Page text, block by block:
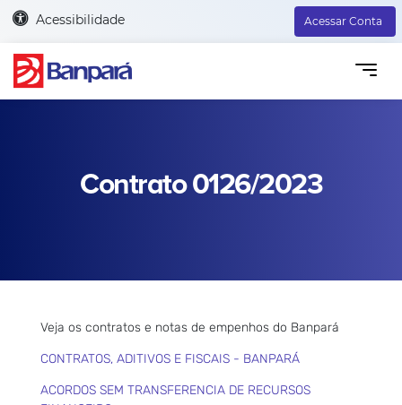
Acessibilidade Acessar Conta
Contrato 0126/2023
Veja os contratos e notas de empenhos do Banpará
CONTRATOS, ADITIVOS E FISCAIS - BANPARÁ
ACORDOS SEM TRANSFERENCIA DE RECURSOS